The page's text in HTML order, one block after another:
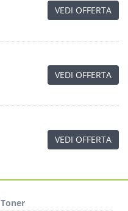
VEDI OFFERTA
VEDI OFFERTA
VEDI OFFERTA
Toner